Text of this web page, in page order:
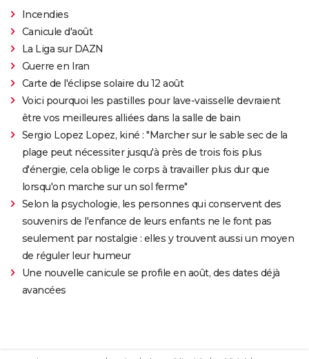
Incendies
Canicule d'août
La Liga sur DAZN
Guerre en Iran
Carte de l'éclipse solaire du 12 août
Voici pourquoi les pastilles pour lave-vaisselle devraient
être vos meilleures alliées dans la salle de bain
Sergio Lopez Lopez, kiné : "Marcher sur le sable sec de la
plage peut nécessiter jusqu'à près de trois fois plus
d'énergie, cela oblige le corps à travailler plus dur que
lorsqu'on marche sur un sol ferme"
Selon la psychologie, les personnes qui conservent des
souvenirs de l'enfance de leurs enfants ne le font pas
seulement par nostalgie : elles y trouvent aussi un moyen
de réguler leur humeur
Une nouvelle canicule se profile en août, des dates déjà
avancées